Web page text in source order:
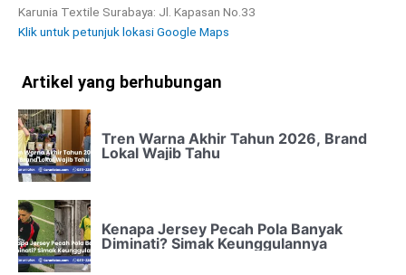
Karunia Textile Surabaya: Jl. Kapasan No.33
Klik untuk petunjuk lokasi Google Maps
Artikel yang berhubungan
Tren Warna Akhir Tahun 2026, Brand
Lokal Wajib Tahu
Kenapa Jersey Pecah Pola Banyak
Diminati? Simak Keunggulannya